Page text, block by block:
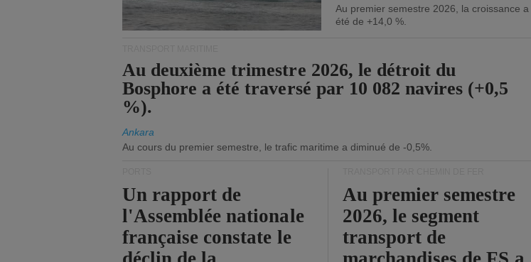
Au premier semestre 2026, la croissance a
été de +14,0 %.
Au deuxième trimestre 2026, le détroit du
Bosphore a été traversé par 10 082 navires (+0,5
%).
Ankara
Au cours du premier semestre, le trafic maritime a diminué de -0,5%.
Un rapport de
l'Assemblée nationale
française constate le
Au premier semestre
2026, le segment
transport de